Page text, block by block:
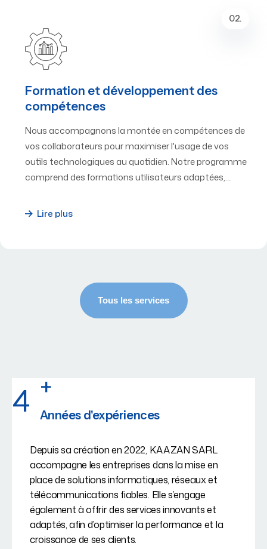
02.
Formation et développement des
compétences
Nous accompagnons la montée en compétences de
vos collaborateurs pour maximiser l'usage de vos
outils technologiques au quotidien. Notre programme
comprend des formations utilisateurs adaptées,…
Lire plus
4 +
Années d'expériences
Depuis sa création en 2022, KAAZAN SARL
accompagne les entreprises dans la mise en
place de solutions informatiques, réseaux et
télécommunications fiables. Elle s’engage
également à offrir des services innovants et
adaptés, afin d’optimiser la performance et la
croissance de ses clients.